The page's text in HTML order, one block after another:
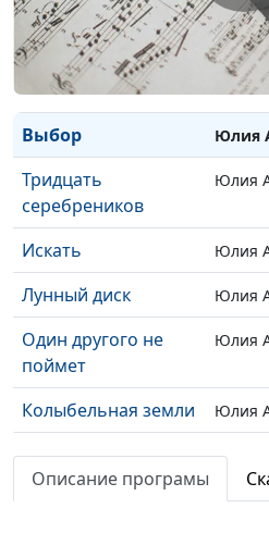
Поезд
Когда я прихожу к
Тебе
Юлия
Выбор Юлия
Тридцать
серебреников
Юлия
Искать Юлия
Лунный диск Юлия
Один другого не
поймет
Юлия
Колыбельная земли Юлия
Белая ворона Юлия
Юлия
Описание програмы